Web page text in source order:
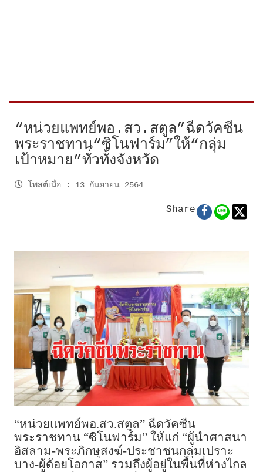
“หน่วยแพทย์พอ.สว.สตูล”ฉีดวัคซีน
พระราชทาน“ซิโนฟาร์ม”ให้“กลุ่ม
เป้าหมาย”ทั่วทั้งจังหวัด
โพสต์เมื่อ : 13 กันยายน 2564
Share
“หน่วยแพทย์พอ.สว.สตูล” ฉีดวัคซีน
พระราชทาน “ซิโนฟาร์ม” ให้แก่ “ผู้นำศาสนา
อิสลาม-พระภิกษุสงฆ์-ประชาชนกลุ่มเปราะ
บาง-ผู้ด้อยโอกาส” รวมถึงผู้อยู่ในพื้นที่ห่างไกล